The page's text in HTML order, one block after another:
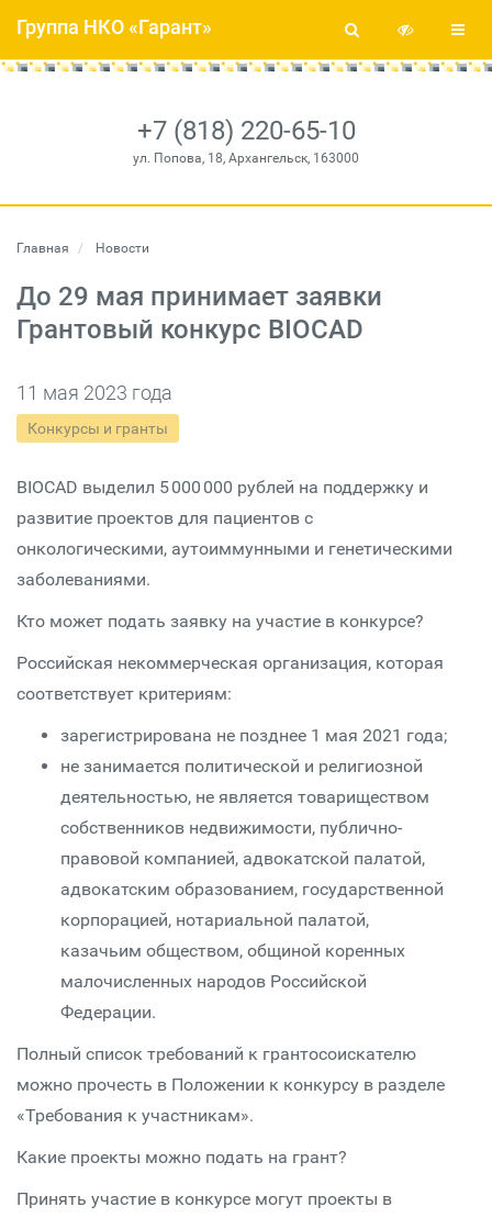
+7 (818) 220-65-10
ул. Попова, 18, Архангельск, 163000
Группа НКО «Гарант»
Главная Новости
До 29 мая принимает заявки
Грантовый конкурс BIOCAD
11 мая 2023 года
Конкурсы и гранты
BIOCAD выделил 5 000 000 рублей на поддержку и
развитие проектов для пациентов с
онкологическими, аутоиммунными и генетическими
заболеваниями.
Кто может подать заявку на участие в конкурсе?
Российская некоммерческая организация, которая
соответствует критериям:
зарегистрирована не позднее 1 мая 2021 года;
не занимается политической и религиозной
деятельностью, не является товариществом
собственников недвижимости, публично-
правовой компанией, адвокатской палатой,
адвокатским образованием, государственной
корпорацией, нотариальной палатой,
казачьим обществом, общиной коренных
малочисленных народов Российской
Федерации.
Полный список требований к грантосоискателю
можно прочесть в Положении к конкурсу в разделе
«Требования к участникам».
Какие проекты можно подать на грант?
Принять участие в конкурсе могут проекты в